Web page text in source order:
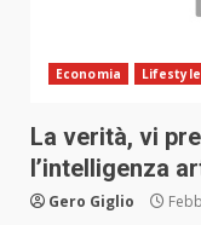
Economia Lifestyle
La verità, vi
l’intelligenza
Gero Giglio